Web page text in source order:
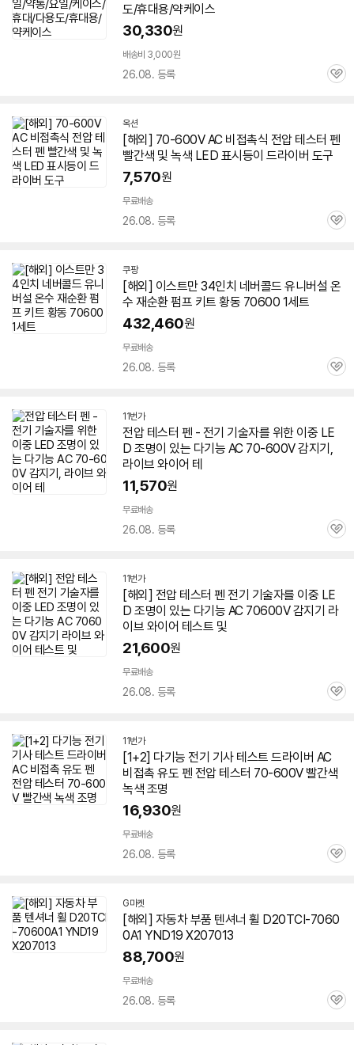
도/휴대용/약케이스
30,330원
배송비 3,000원
26.08. 등록
관
옥션
[해외] 70-600V AC 비접촉식 전압 테스터 펜
빨간색 및 녹색 LED 표시등이 드라이버 도구
7,570원
무료배송
26.08. 등록
관
쿠팡
[해외] 이스트만 34인치 네버콜드 유니버설 온
수 재순환 펌프 키트 황동 70600 1세트
432,460원
무료배송
26.08. 등록
관
11번가
전압 테스터 펜 - 전기 기술자를 위한 이중 LE
D 조명이 있는 다기능 AC 70-600V 감지기,
라이브 와이어 테
11,570원
무료배송
26.08. 등록
관
11번가
[해외] 전압 테스터 펜 전기 기술자를 이중 LE
D 조명이 있는 다기능 AC 70600V 감지기 라
이브 와이어 테스트 및
21,600원
무료배송
26.08. 등록
관
11번가
[1+2] 다기능 전기 기사 테스트 드라이버 AC
비접촉 유도 펜 전압 테스터 70-600V 빨간색
녹색 조명
16,930원
무료배송
26.08. 등록
관
G마켓
[해외] 자동차 부품 텐셔너 휠 D20TCI-7060
0A1 YND19 X207013
88,700원
무료배송
26.08. 등록
관